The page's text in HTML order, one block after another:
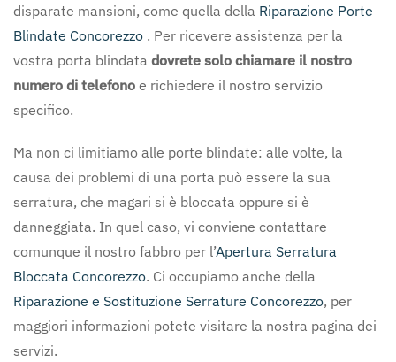
disparate mansioni, come quella della Riparazione Porte
Blindate Concorezzo . Per ricevere assistenza per la
vostra porta blindata dovrete solo chiamare il nostro
numero di telefono e richiedere il nostro servizio
specifico.
Ma non ci limitiamo alle porte blindate: alle volte, la
causa dei problemi di una porta può essere la sua
serratura, che magari si è bloccata oppure si è
danneggiata. In quel caso, vi conviene contattare
comunque il nostro fabbro per l’Apertura Serratura
Bloccata Concorezzo. Ci occupiamo anche della
Riparazione e Sostituzione Serrature Concorezzo, per
maggiori informazioni potete visitare la nostra pagina dei
servizi.